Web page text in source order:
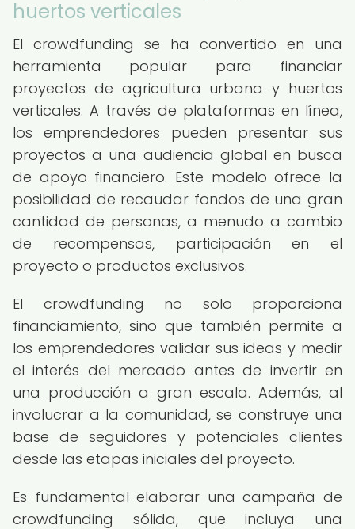
huertos verticales
El crowdfunding se ha convertido en una
herramienta popular para financiar
proyectos de agricultura urbana y huertos
verticales. A través de plataformas en línea,
los emprendedores pueden presentar sus
proyectos a una audiencia global en busca
de apoyo financiero. Este modelo ofrece la
posibilidad de recaudar fondos de una gran
cantidad de personas, a menudo a cambio
de recompensas, participación en el
proyecto o productos exclusivos.
El crowdfunding no solo proporciona
financiamiento, sino que también permite a
los emprendedores validar sus ideas y medir
el interés del mercado antes de invertir en
una producción a gran escala. Además, al
involucrar a la comunidad, se construye una
base de seguidores y potenciales clientes
desde las etapas iniciales del proyecto.
Es fundamental elaborar una campaña de
crowdfunding sólida, que incluya una